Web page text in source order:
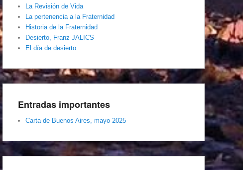
La Revisión de Vida
La pertenencia a la Fraternidad
Historia de la Fraternidad
Desierto, Franz JALICS
El día de desierto
Entradas importantes
Carta de Buenos Aires, mayo 2025